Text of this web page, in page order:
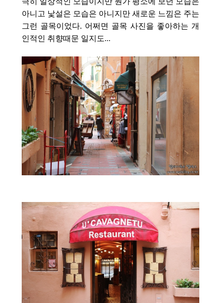
아니고 낯설은 모습은 아니지만 새로운 느낌은 주는
그런 골목이었다. 어쩌면 골목 사진을 좋아하는 개
인적인 취향때문 일지도...